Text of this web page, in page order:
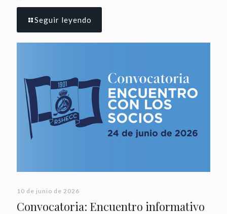
Seguir leyendo
10 de junio de 2026
Convocatoria: Encuentro informativo